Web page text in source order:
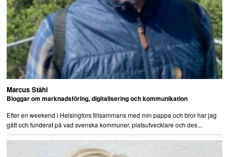
Marcus Ståhl
Bloggar om marknadsföring, digitalisering och kommunikation
Efter en weekend i Helsingfors tillsammans med min pappa och bror har jag
gått och funderat på vad svenska kommuner, platsutvecklare och des...